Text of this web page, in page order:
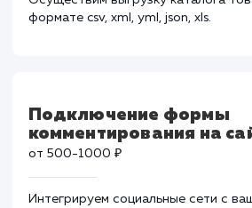
Выгрузка каталога
систему